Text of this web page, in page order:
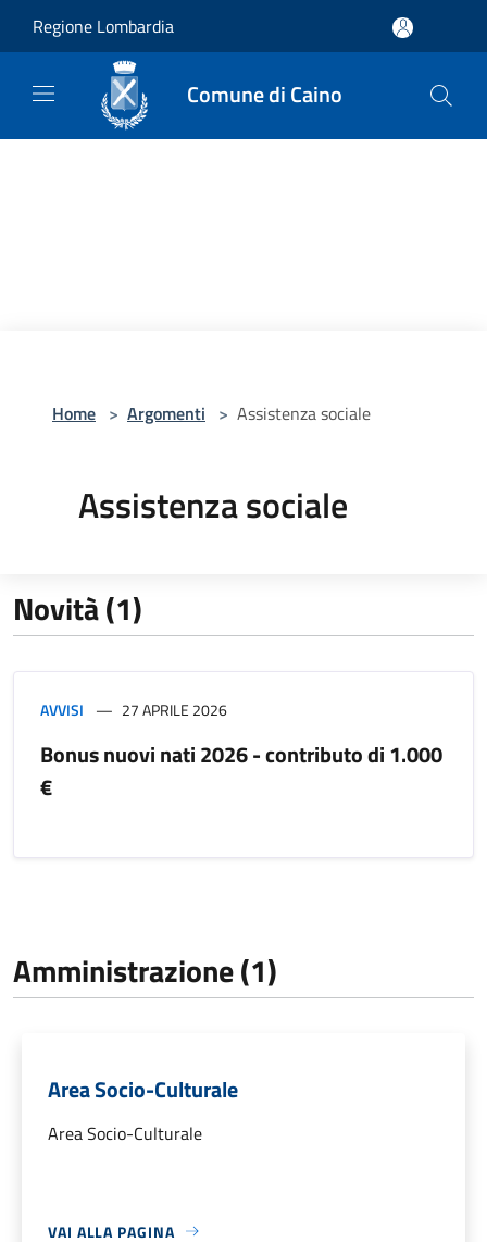
Regione Lombardia
Comune di Caino
Home > Argomenti > Assistenza sociale
Assistenza sociale
Novità (1)
AVVISI 27 APRILE 2026
Bonus nuovi nati 2026 - contributo di 1.000
€
Amministrazione (1)
Area Socio-Culturale
Area Socio-Culturale
VAI ALLA PAGINA